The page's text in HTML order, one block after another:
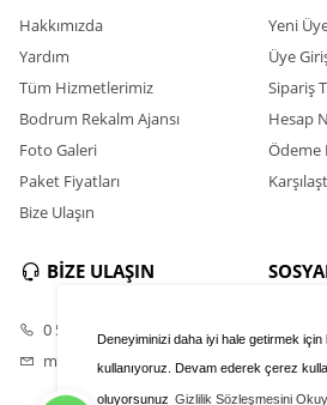
Deneyiminizi daha iyi hale getirmek
kullanıyoruz. Devam ederek çerez
oluyorsunuz Gizlilik Sözleşmesini
Hakkımızda
Yardım
Tüm Hizmetlerimiz
Bodrum Rekalm Ajansı
Foto Galeri
Paket Fiyatları
Bize Ulaşın
Yeni
Üye
Sipariş
Hesap
Ödeme
BİZE ULAŞIN
0 531 398 33 85
milasmobilya1@gmail.com